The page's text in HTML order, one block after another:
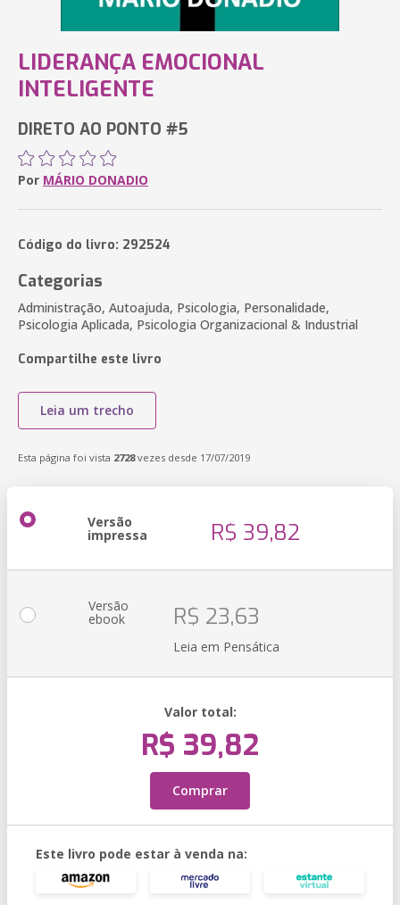
LIDERANÇA EMOCIONAL
INTELIGENTE
DIRETO AO PONTO #5
Por MÁRIO DONADIO
Código do livro: 292524
Categorias
Administração, Autoajuda, Psicologia, Personalidade,
Psicologia Aplicada, Psicologia Organizacional & Industrial
Compartilhe este livro
Leia um trecho
Esta página foi vista 2728vezes desde 17/07/2019
Versão
impressa R$ 39,82
Versão
ebook R$ 23,63
Leia em Pensática
Valor total:
R$ 39,82
Comprar
Este livro pode estar à venda na: